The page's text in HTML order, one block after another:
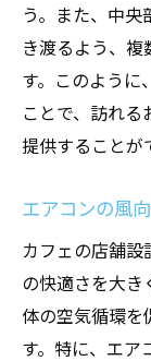
う。また、中
き渡るよう、
す。このように
ことで、訪れる
提供することが
エアコンの風
カフェの店舗
の快適さを大き
体の空気循環
す。特に、エア